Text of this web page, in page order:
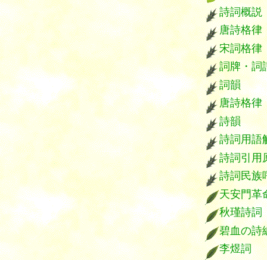
詩詞概説
唐詩格
宋詞格律
詞牌・詞
詞韻
唐詩格
詩韻
詩詞用語
詩詞引用
詩詞民族
天安門革
秋瑾詩詞
碧血の詩
李煜詞